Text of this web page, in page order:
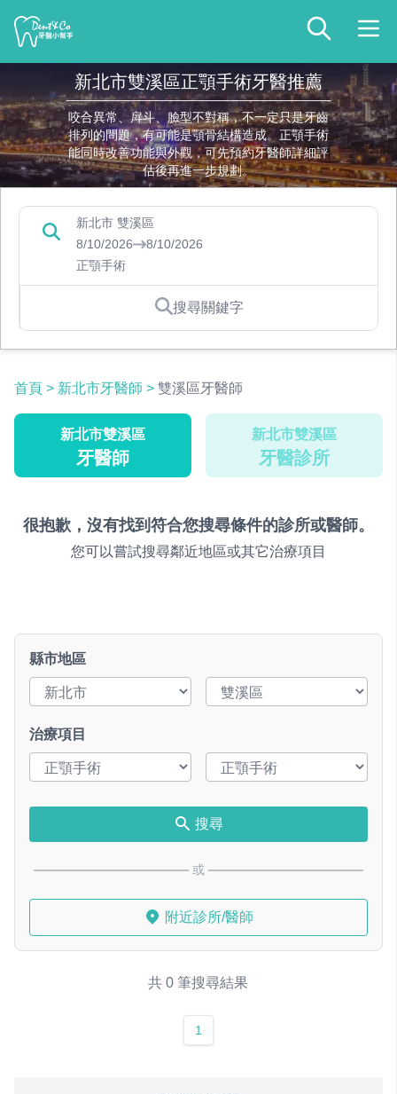
新北市雙溪區正顎手術牙醫推薦
咬合異常、戽斗、臉型不對稱，不一定只是牙齒
排列的問題，有可能是顎骨結構造成。正顎手術
能同時改善功能與外觀，可先預約牙醫師詳細評
估後再進一步規劃。
新北市 雙溪區
8/10/2026
8/10/2026
正顎手術
搜尋關鍵字
首頁 > 新北市牙醫師 > 雙溪區牙醫師
新北市雙溪區
牙醫師
新北市雙溪區
牙醫診所
很抱歉，沒有找到符合您搜尋條件的診所或醫師。
您可以嘗試搜尋鄰近地區或其它治療項目
縣市地區
治療項目
搜尋
或
附近診所/醫師
共 0 筆搜尋結果
1